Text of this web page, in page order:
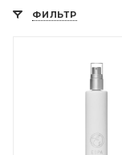
ФИЛЬТР